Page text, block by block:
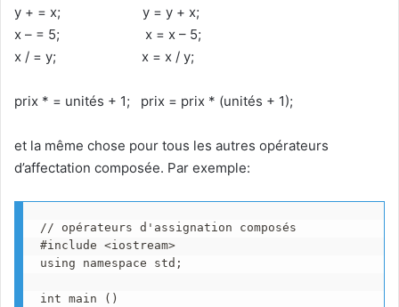
y + = x; y = y + x;
x – = 5; x = x – 5;
x / = y; x = x / y;
prix * = unités + 1; prix = prix * (unités + 1);
et la même chose pour tous les autres opérateurs
d’affectation composée. Par exemple:
// opérateurs d'assignation composés
#include <iostream>
using namespace std;
int main ()